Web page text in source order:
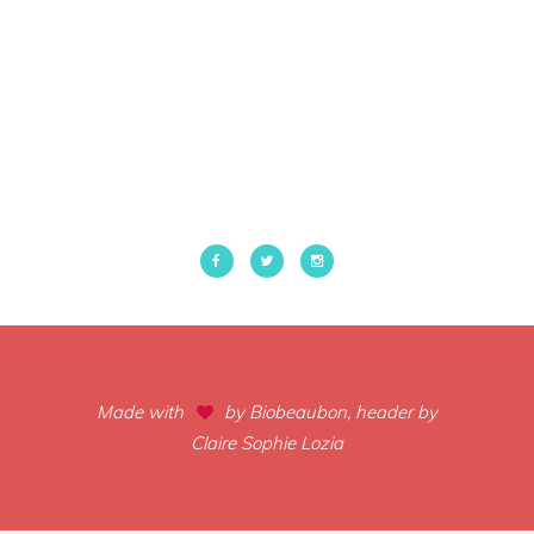
Made with
by Biobeaubon, header by
Claire Sophie Lozia